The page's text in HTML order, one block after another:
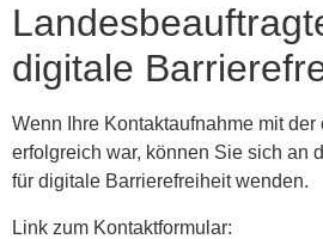
digitale
Wenn Ihre Kontaktaufnahme mit
erfolgreich war, können Sie sich an
für digitale Barrierefreiheit wenden.
Link zum Kontaktformular: